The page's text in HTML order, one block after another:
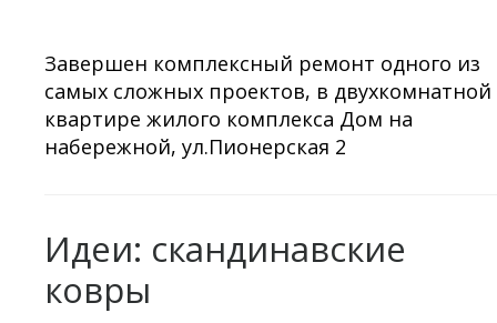
Завершен комплексный ремонт одного из
самых сложных проектов, в двухкомнатной
квартире жилого комплекса Дом на
набережной, ул.Пионерская 2
Идеи: скандинавские
ковры